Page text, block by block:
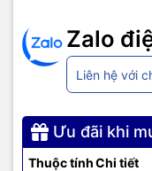
Zalo
Liên hệ với
Ưu đãi khi
Thuộc tínhChi tiết
Hỗ
–
–
–